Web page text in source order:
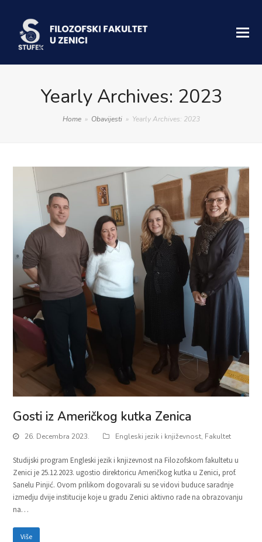
Yearly Archives: 2023
Home » Obavijesti » Yearly Archives: 2023
Gosti iz Američkog kutka Zenica
26. Decembra 2023. Engleski jezik i književnost, Fakultet
Studijski program Engleski jezik i knjizevnost na Filozofskom fakultetu u
Zenici je 25.12.2023. ugostio direktoricu Američkog kutka u Zenici, prof.
Sanelu Pinjić. Ovom prilikom dogovarali su se vidovi buduce saradnje
izmedju dvije institucije koje u gradu Zenici aktivno rade na obrazovanju
na…
Više